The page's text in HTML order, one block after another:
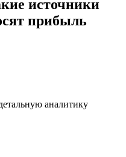
источники
прибыль
аналитику